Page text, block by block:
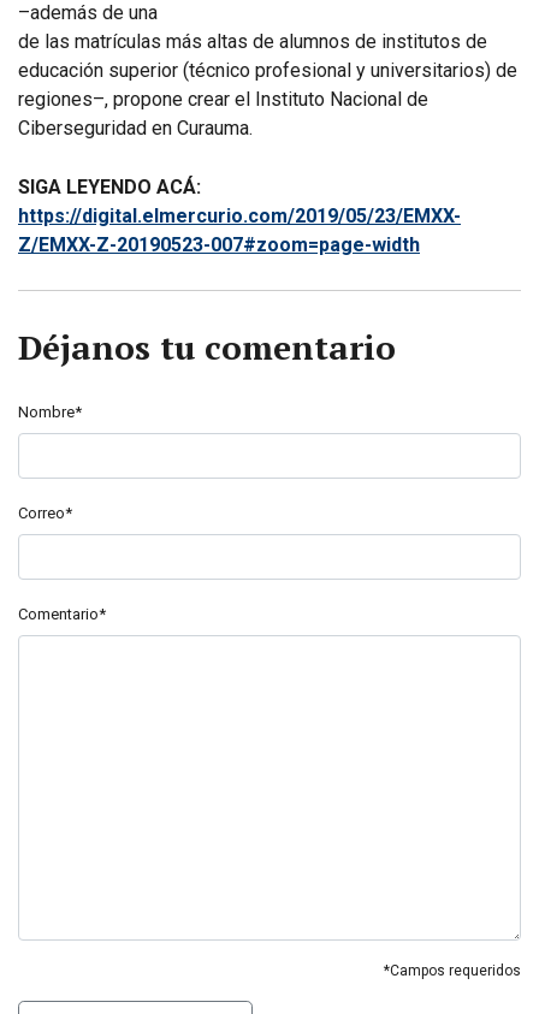
–además de una
de las matrículas más altas de alumnos de institutos de
educación superior (técnico profesional y universitarios) de
regiones–, propone crear el Instituto Nacional de
Ciberseguridad en Curauma.
SIGA LEYENDO ACÁ:
https://digital.elmercurio.com/2019/05/23/EMXX-
Z/EMXX-Z-20190523-007#zoom=page-width
Déjanos tu comentario
Nombre*
Correo*
Comentario*
*Campos requeridos